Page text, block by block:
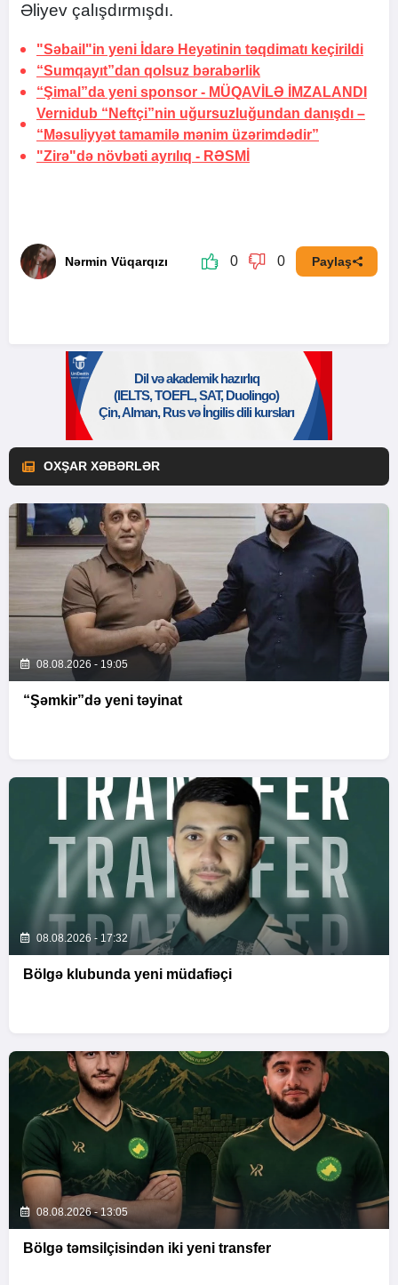
Əliyev çalışdırmışdı.
"Səbail"in yeni İdarə Heyətinin təqdimatı keçirildi
“Sumqayıt”dan qolsuz bərabərlik
“Şimal”da yeni sponsor - MÜQAVİLƏ İMZALANDI
Vernidub “Neftçi”nin uğursuzluğundan danışdı –
“Məsuliyyət tamamilə mənim üzərimdədir”
"Zirə"də növbəti ayrılıq - RƏSMİ
Nərmin Vüqarqızı 0 0 Paylaş
OXŞAR XƏBƏRLƏR
08.08.2026 - 19:05
“Şəmkir”də yeni təyinat
08.08.2026 - 17:32
Bölgə klubunda yeni müdafiəçi
08.08.2026 - 13:05
Bölgə təmsilçisindən iki yeni transfer